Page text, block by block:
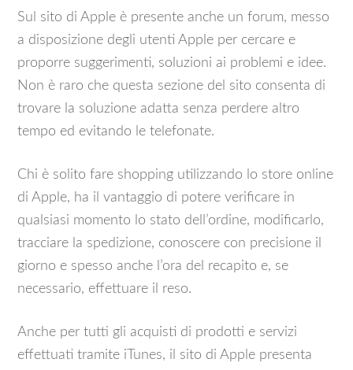
Sul sito di Apple è presente anche un forum, messo
a disposizione degli utenti Apple per cercare e
proporre suggerimenti, soluzioni ai problemi e idee.
Non è raro che questa sezione del sito consenta di
trovare la soluzione adatta senza perdere altro
tempo ed evitando le telefonate.
Chi è solito fare shopping utilizzando lo store online
di Apple, ha il vantaggio di potere verificare in
qualsiasi momento lo stato dell’ordine, modificarlo,
tracciare la spedizione, conoscere con precisione il
giorno e spesso anche l’ora del recapito e, se
necessario, effettuare il reso.
Anche per tutti gli acquisti di prodotti e servizi
effettuati tramite iTunes, il sito di Apple presenta